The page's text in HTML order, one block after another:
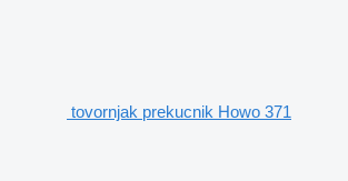
tovornjak prekucnik Howo 371